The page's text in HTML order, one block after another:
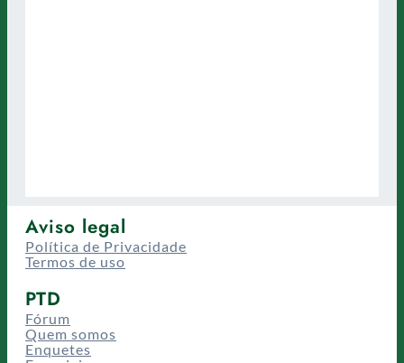
Aviso legal
Política de Privacidade
Termos de uso
PTD
Fórum
Quem somos
Enquetes